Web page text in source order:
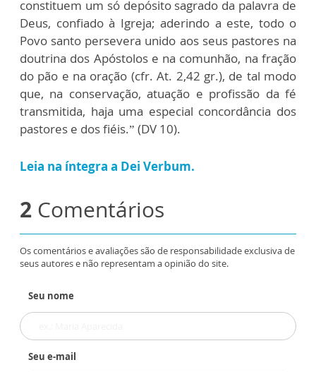
constituem um só depósito sagrado da palavra de
Deus, confiado à Igreja; aderindo a este, todo o
Povo santo persevera unido aos seus pastores na
doutrina dos Apóstolos e na comunhão, na fração
do pão e na oração (cfr. At. 2,42 gr.), de tal modo
que, na conservação, atuação e profissão da fé
transmitida, haja uma especial concordância dos
pastores e dos fiéis.” (DV 10).
Leia na íntegra a Dei Verbum.
2 Comentários
Os comentários e avaliações são de responsabilidade exclusiva de
seus autores e não representam a opinião do site.
Seu nome
Seu e-mail